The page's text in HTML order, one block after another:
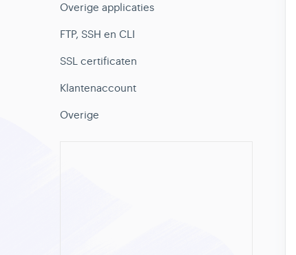
Overige applicaties
FTP, SSH en CLI
SSL certificaten
Klantenaccount
Overige